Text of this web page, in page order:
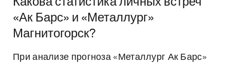
«Ак Барс» и «Металлург»
Магнитогорск?
При анализе прогноза «Металлург Ак Барс»